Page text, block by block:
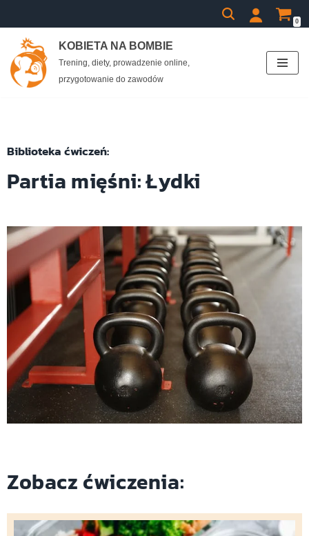
Przejdź
do
treści
0
KOBIETA NA BOMBIE
Trening, diety, prowadzenie online,
przygotowanie do zawodów
Biblioteka ćwiczeń:
Partia mięśni: Łydki
Zobacz ćwiczenia: